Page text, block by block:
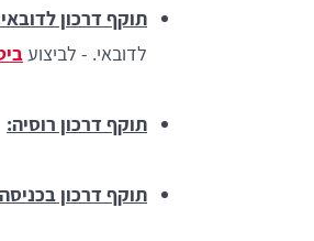
תוקף דרכון
לדובאי. - לביצוע
תוקף דרכון רוסיה:
תוקף דרכון